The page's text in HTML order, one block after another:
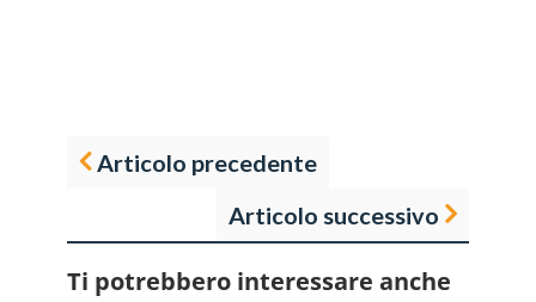
Articolo precedente
Articolo successivo
Ti potrebbero interessare anche